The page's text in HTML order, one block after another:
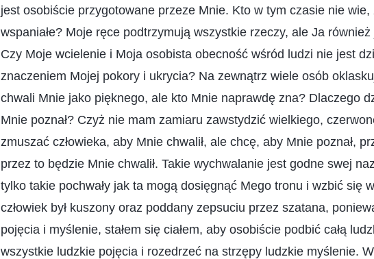
jest osobiście przygotowane przeze Mnie. Kto w tym czasie nie
wspaniałe? Moje ręce podtrzymują wszystkie rzeczy, ale Ja
Czy Moje wcielenie i Moja osobista obecność wśród ludzi nie jest
znaczeniem Mojej pokory i ukrycia? Na zewnątrz wiele osób
chwali Mnie jako pięknego, ale kto Mnie naprawdę zna? Dlaczego
Mnie poznał? Czyż nie mam zamiaru zawstydzić wielkiego,
zmuszać człowieka, aby Mnie chwalił, ale chcę, aby Mnie poznał,
przez to będzie Mnie chwalił. Takie wychwalanie jest godne swej
tylko takie pochwały jak ta mogą dosięgnąć Mego tronu i wzbić się
człowiek był kuszony oraz poddany zepsuciu przez szatana,
pojęcia i myślenie, stałem się ciałem, aby osobiście podbić całą
wszystkie ludzkie pojęcia i rozedrzeć na strzępy ludzkie myślenie.